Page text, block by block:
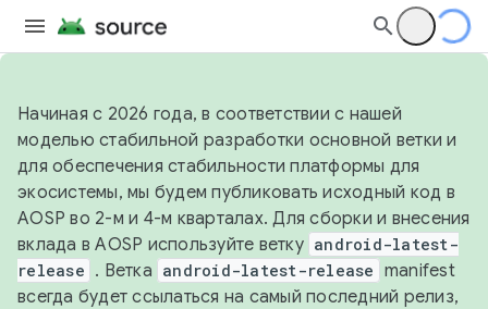
Начиная с 2026 года, в соответствии с нашей
моделью стабильной разработки основной ветки и
для обеспечения стабильности платформы для
экосистемы, мы будем публиковать исходный код в
AOSP во 2-м и 4-м кварталах. Для сборки и внесения
вклада в AOSP используйте ветку android-latest-
release . Ветка android-latest-release manifest
всегда будет ссылаться на самый последний релиз,